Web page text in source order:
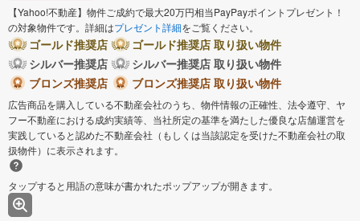
【Yahoo!不動産】物件ご成約で最大20万円相当PayPayポイントプレゼント！
の対象物件です。詳細はプレゼント詳細をご覧ください。
ゴールド推奨店
ゴールド推奨店 取り扱い物件
シルバー推奨店
シルバー推奨店 取り扱い物件
ブロンズ推奨店
ブロンズ推奨店 取り扱い物件
広告商品を購入している不動産会社のうち、物件情報の正確性、法令遵守、ヤ
フー不動産における成約実績等、当社所定の基準を満たした優良な店舗運営を
実践していると認めた不動産会社（もしくは当該認定を受けた不動産会社の取
扱物件）に表示されます。
タップすると用語の意味が書かれたポップアップが開きます。